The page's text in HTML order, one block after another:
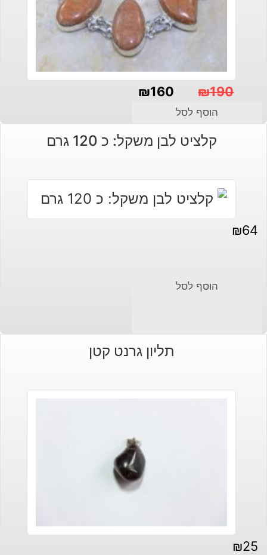
₪190
המקורי
₪160
הנוכחי
הוסף לסל
קלציט לבן משקל: כ 120 גרם
₪64
הוסף לסל
תליון גרנט קטן
₪25